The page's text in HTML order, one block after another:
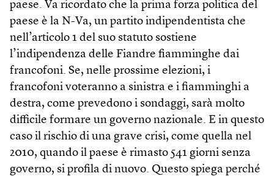
paese. Va ricordato che la prima forza politica del
paese è la N-Va, un partito indipendentista che
nell’articolo 1 del suo statuto sostiene
l’indipendenza delle Fiandre fiamminghe dai
francofoni. Se, nelle prossime elezioni, i
francofoni voteranno a sinistra e i fiamminghi a
destra, come prevedono i sondaggi, sarà molto
difficile formare un governo nazionale. E in questo
caso il rischio di una grave crisi, come quella nel
2010, quando il paese è rimasto 541 giorni senza
governo, si profila di nuovo. Questo spiega perché